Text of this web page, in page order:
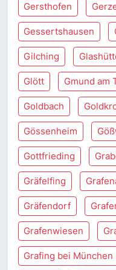
Gersthofen
Gessertshausen
Gilching
Glött Gmund am
Goldbach
Gössenheim
Gottfrieding
Gräfelfing
Gräfendorf
Grafenwiesen
Grafing bei München